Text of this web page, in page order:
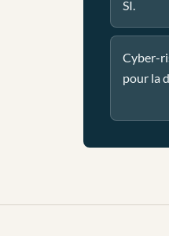
SI.
Cyber-
pour la